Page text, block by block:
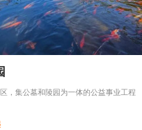
，集公墓和陵园为一体的公益事业工程